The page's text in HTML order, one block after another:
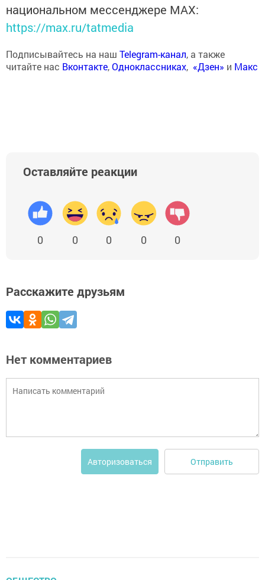
национальном мессенджере MАХ:
https://max.ru/tatmedia
Подписывайтесь на наш Telegram-канал, а также
читайте нас Вконтакте,Одноклассниках, «Дзен» и Макс
Оставляйте реакции
0 0 0 0 0
Расскажите друзьям
Нет комментариев
Авторизоваться Отправить